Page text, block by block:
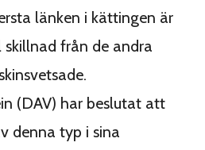
länken i kättingen är
från de andra
(DAV) har beslutat att
denna typ i sina